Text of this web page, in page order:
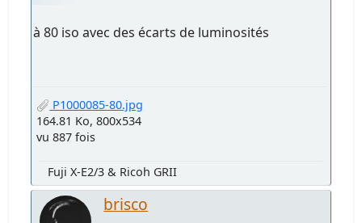
à 80 iso avec des écarts de luminosités
P1000085-80.jpg
164.81 Ko, 800x534
vu 887 fois
Fuji X-E2/3 & Ricoh GRII
brisco